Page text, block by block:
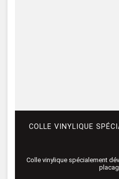
COLLE VINYLIQUE
Colle vinylique spécialement